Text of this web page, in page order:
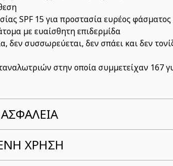
SPF 15 για προστασία ευρέος φάσματος
με ευαίσθητη επιδερμίδα
δεν συσσωρεύεται, δεν σπάει και δεν
στην οποία συμμετείχαν 167
ΧΡΗΣΗ